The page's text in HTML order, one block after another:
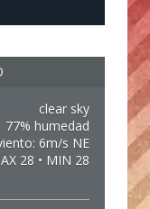
clear sky
77% humedad
6m/s NE
28 • MIN 28